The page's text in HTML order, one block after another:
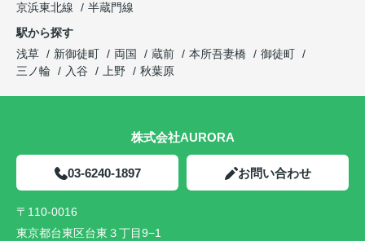
京浜東北線
半蔵門線
駅から探す
浅草
新御徒町 両国 蔵前 本所吾妻橋
御徒町
三ノ輪
入谷 上野 秋葉原
株式会社AURORA
03-6240-1897 お問い合わせ
〒110-0016
東京都台東区台東３丁目9−1